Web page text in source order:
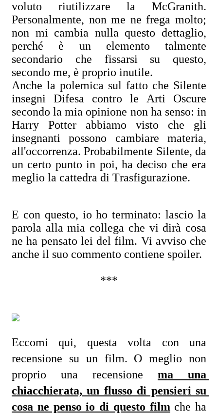
voluto riutilizzare la McGranith.
Personalmente, non me ne frega molto;
non mi cambia nulla questo dettaglio,
perché è un elemento talmente
secondario che fissarsi su questo,
secondo me, è proprio inutile.
Anche la polemica sul fatto che Silente
insegni Difesa contro le Arti Oscure
secondo la mia opinione non ha senso: in
Harry Potter abbiamo visto che gli
insegnanti possono cambiare materia,
all'occorrenza. Probabilmente Silente, da
un certo punto in poi, ha deciso che era
meglio la cattedra di Trasfigurazione.
E con questo, io ho terminato: lascio la
parola alla mia collega che vi dirà cosa
ne ha pensato lei del film. Vi avviso che
anche il suo commento contiene spoiler.
***
Eccomi qui, questa volta con una
recensione su un film. O meglio non
proprio una recensione ma una
chiacchierata, un flusso di pensieri su
cosa ne penso io di questo film che ha